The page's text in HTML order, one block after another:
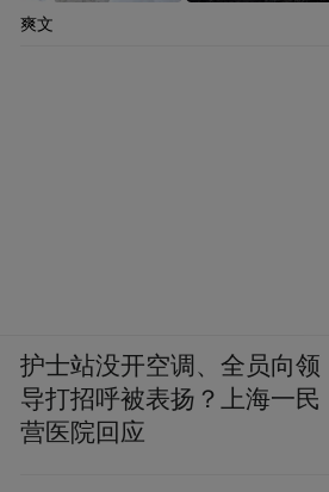
爽文
护士站没开空调、全员向领
导打招呼被表扬？上海一民
营医院回应